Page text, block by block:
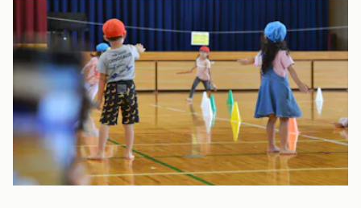
民家託児所
民家での保育を行っています。